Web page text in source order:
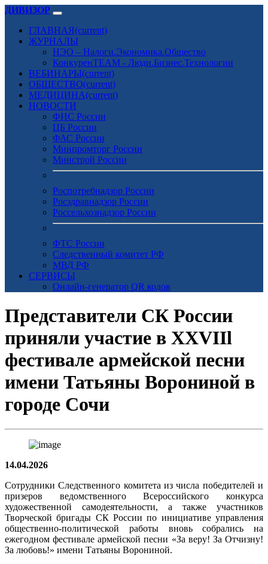
ДИВИЗОР
ГЛАВНАЯ(current)
ЖУРНАЛЫ
НЭО – Налоги.Экономика.Общество
КонкуренTEAM - Люди.Бизнес.Технологии
ВЕБИНАРЫ(current)
ОБЩЕСТВО(current)
МЕДИЦИНА(current)
НОВОСТИ
ФНС России
ЦБ России
ФАС России
Минпромторг России
Минстрой России
Роспотребнадзор России
Росздравнадзор России
Россельхознадзор России
ФТС России
Следственный комитет РФ
МВД РФ
СЕРВИСЫ
Онлайн-генератор QR кодов
Представители СК России
приняли участие в XXVIIl
фестивале армейской песни
имени Татьяны Ворониной в
городе Сочи
14.04.2026
Сотрудники Следственного комитета из числа победителей и
призеров ведомственного Всероссийского конкурса
художественной самодеятельности, а также участников
Творческой бригады СК России по инициативе управления
общественно-политической работы вновь собрались на
ежегодном фестивале армейской песни «За веру! За Отчизну!
За любовь!» имени Татьяны Ворониной.